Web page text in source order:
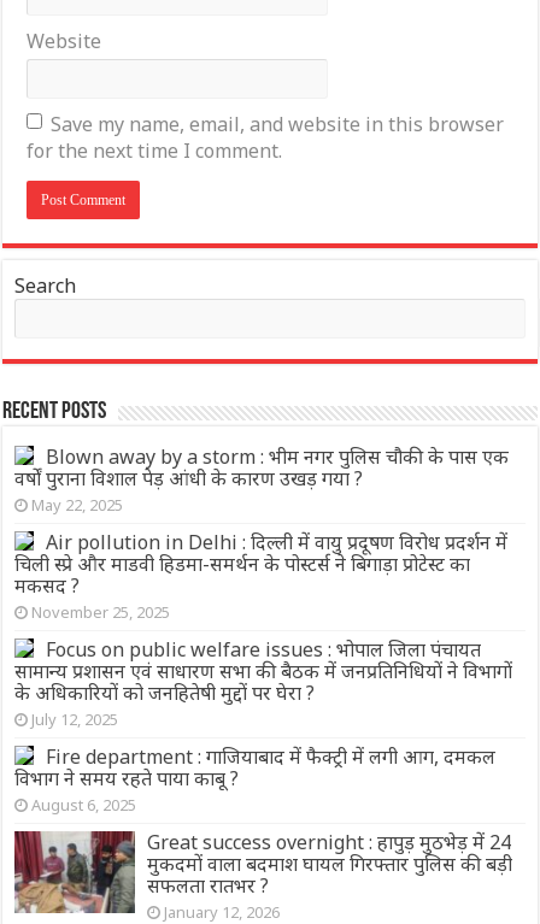
Website
Save my name, email, and website in this browser
for the next time I comment.
Search
Recent Posts
Blown away by a storm : भीम नगर पुलिस चौकी के पास एक
वर्षों पुराना विशाल पेड़ आंधी के कारण उखड़ गया ?
May 22, 2025
Air pollution in Delhi : दिल्ली में वायु प्रदूषण विरोध प्रदर्शन में
चिली स्प्रे और माडवी हिडमा-समर्थन के पोस्टर्स ने बिगाड़ा प्रोटेस्ट का
मकसद ?
November 25, 2025
Focus on public welfare issues : भोपाल जिला पंचायत
सामान्य प्रशासन एवं साधारण सभा की बैठक में जनप्रतिनिधियों ने विभागों
के अधिकारियों को जनहितेषी मुद्दों पर घेरा ?
July 12, 2025
Fire department : गाजियाबाद में फैक्ट्री में लगी आग, दमकल
विभाग ने समय रहते पाया काबू ?
August 6, 2025
Great success overnight : हापुड़ मुठभेड़ में 24
मुकदमों वाला बदमाश घायल गिरफ्तार पुलिस की बड़ी
सफलता रातभर ?
January 12, 2026